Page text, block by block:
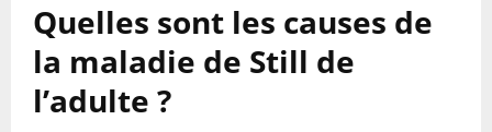
Quelles sont les causes de
la maladie de Still de
l’adulte ?